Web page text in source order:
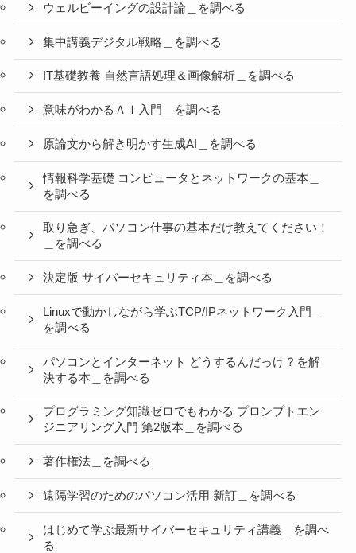
ウェルビーイングの設計論＿を調べる
集中講義デジタル戦略＿を調べる
IT基礎教養 自然言語処理＆画像解析＿を調べる
意味がわかるＡＩ入門＿を調べる
原論文から解き明かす生成AI＿を調べる
情報科学基礎 コンピュータとネットワークの基本＿
を調べる
取り急ぎ、パソコン仕事の基本だけ教えてください！
＿を調べる
決定版 サイバーセキュリティ本＿を調べる
Linuxで動かしながら学ぶTCP/IPネットワーク入門＿
を調べる
パソコンとインターネット どうするんだっけ？を解
決する本＿を調べる
プログラミング知識ゼロでもわかる プロンプトエン
ジニアリング入門 第2版本＿を調べる
著作権法＿を調べる
遠隔学習のためのパソコン活用 新訂＿を調べる
はじめて学ぶ最新サイバーセキュリティ講義＿を調べ
る